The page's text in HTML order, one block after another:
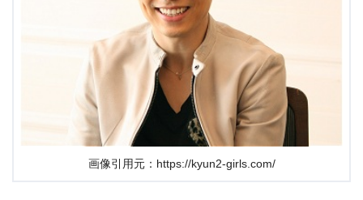
画像引用元：https://kyun2-girls.com/